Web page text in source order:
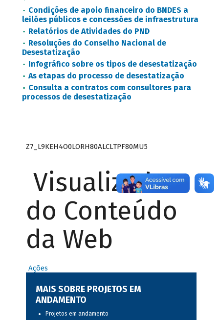
Condições de apoio financeiro do BNDES a
leilões públicos e concessões de infraestrutura
Relatórios de Atividades do PND
Resoluções do Conselho Nacional de
Desestatização
Infográfico sobre os tipos de desestatização
As etapas do processo de desestatização
Consulta a contratos com consultores para
processos de desestatização
Z7_L9KEH4O0LORH80ALCLTPF80MU5
Visualizador
do Conteúdo
da Web
Ações
MAIS SOBRE PROJETOS EM
ANDAMENTO
Projetos em andamento